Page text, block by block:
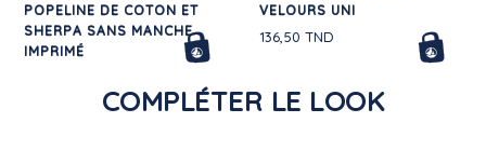
POPELINE DE COTON ET
SHERPA SANS MANCHE
IMPRIMÉ
VELOURS UNI
136,50 TND
COMPLÉTER LE LOOK